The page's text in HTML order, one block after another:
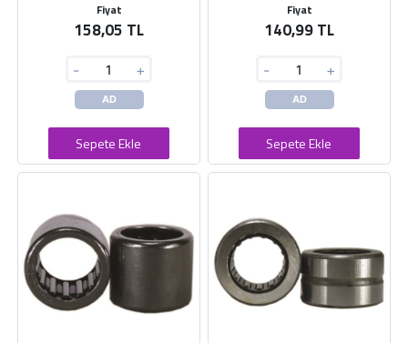
Fiyat
158,05 TL
- +
AD
Sepete Ekle
Fiyat
140,99 TL
- +
AD
Sepete Ekle